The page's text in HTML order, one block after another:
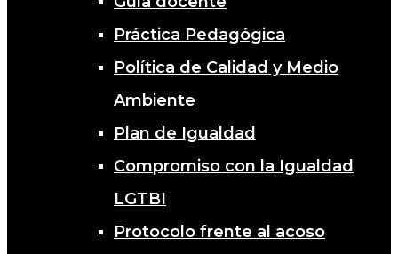
Práctica Pedagógica
Política de Calidad y Medio
Ambiente
Plan de Igualdad
Compromiso con la Igualdad
LGTBI
Protocolo frente al acoso